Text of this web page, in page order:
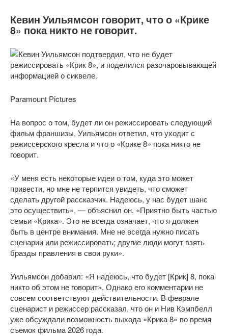
Кевин Уильямсон говорит, что о «Крике
8» пока никто не говорит.
Paramount Pictures
На вопрос о том, будет ли он режиссировать следующий
фильм франшизы, Уильямсон ответил, что уходит с
режиссерского кресла и что о «Крике 8» пока никто не
говорит.
«У меня есть некоторые идеи о том, куда это может
привести, но мне не терпится увидеть, что сможет
сделать другой рассказчик. Надеюсь, у нас будет шанс
это осуществить», — объяснил он. «Приятно быть частью
семьи «Крика». Это не всегда означает, что я должен
быть в центре внимания. Мне не всегда нужно писать
сценарии или режиссировать; другие люди могут взять
бразды правления в свои руки».
Уильямсон добавил: «Я надеюсь, что будет [Крик] 8, пока
никто об этом не говорит». Однако его комментарии не
совсем соответствуют действительности. В феврале
сценарист и режиссер рассказал, что он и Нив Кэмпбелл
уже обсуждали возможность выхода «Крика 8» во время
съемок фильма 2026 года.